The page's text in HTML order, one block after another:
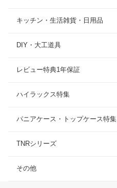
キッチン・生活雑貨・日用品
DIY・大工道具
レビュー特典1年保証
ハイラックス特集
パニアケース・トップケース特集
TNRシリーズ
その他